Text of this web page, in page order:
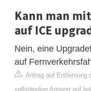
Kann man
auf ICE
Nein, eine
auf
Antrag auf Entfernung
vollständige Antwort auf